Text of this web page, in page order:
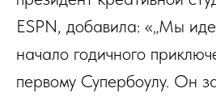
ESPN, добавила: «„Мы
начало годичного
первому Супербоулу. Он